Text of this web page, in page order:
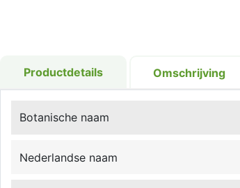
Productdetails Omschrijving
Botanische naam
Nederlandse naam